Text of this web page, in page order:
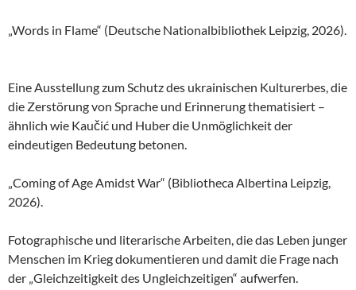
„Words in Flame“ (Deutsche Nationalbibliothek Leipzig, 2026).
Eine Ausstellung zum Schutz des ukrainischen Kulturerbes, die
die Zerstörung von Sprache und Erinnerung thematisiert –
ähnlich wie Kaučić und Huber die Unmöglichkeit der
eindeutigen Bedeutung betonen.
„Coming of Age Amidst War“ (Bibliotheca Albertina Leipzig,
2026).
Fotographische und literarische Arbeiten, die das Leben junger
Menschen im Krieg dokumentieren und damit die Frage nach
der „Gleichzeitigkeit des Ungleichzeitigen“ aufwerfen.